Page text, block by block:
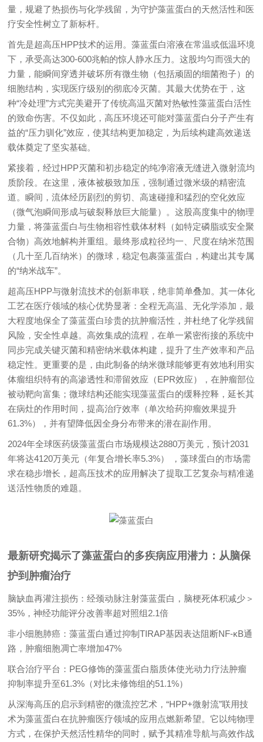
量，规避了热损伤与化学残留，为守护藻蓝蛋白的天然活性和医
疗安全性树立了新标杆。
首先是超高压HPP技术的运用。藻蓝蛋白溶液在常温或低温环境
下，承受高达300-600兆帕的惊人静水压力。这股均匀而强大的
力量，能瞬间穿透并破坏所有微生物（包括顽固的细菌孢子）的
细胞结构，实现医疗级别的彻底冷灭菌。其最大优势在于，这
种“冷处理”方式完美避开了传统高温灭菌对热敏性藻蓝蛋白活性
的致命伤害。不仅如此，高压环境还可能对藻蓝蛋白分子产生有
益的“压力驯化”效应，使其结构更加稳定，为后续构建高效递送
载体奠定了坚实基础。
紧接着，经过HPP灭菌和初步稳定的纯净溶液无缝进入微射流均
质阶段。在这里，液体被极致加压，强制通过微米级的精密流
道。瞬间，流体经历剧烈的剪切、高速碰撞和猛烈的空化效应
（微气泡瞬间形成与破裂释放巨大能量）。这股高度集中的物理
力量，将藻蓝蛋白与生物相容性载体材料（如特定磷脂或安全聚
合物）高效地解构并重组。最终形成粒径均一、尺度在纳米范围
（几十至几百纳米）的微球，稳定包裹藻蓝蛋白，构建出其专属
的“纳米战车”。
超高压HPP与微射流技术的创新串联，绝非简单叠加。其一体化
工艺在医疗领域的核心优势显著：全程无高温、无化学添加，最
大程度地保全了藻蓝蛋白珍贵的抗肿瘤活性，并杜绝了化学残留
风险，安全性卓越。高效集成的流程，在单一紧密衔接的系统中
同步完成关键灭菌和精密纳米载体构建，提升了生产效率和产品
稳定性。更重要的是，由此制备的纳米微球能够更有效地利用实
体瘤组织特有的高渗透性和滞留效应（EPR效应），在肿瘤部位
被动靶向富集；微球结构还能实现藻蓝蛋白的缓释控释，延长其
在病灶的作用时间，提高治疗效率（单次给药抑瘤效果提升
61.3%），并有望降低因全身分布带来的潜在副作用。
2024年全球医药级藻蓝蛋白市场规模达2880万美元，预计2031
年将达4120万美元（年复合增长率5.3%） ，藻球蛋白的市场需
求在稳步增长，超高压技术的应用解决了提取工艺复杂与精准递
送活性物质的难题。
最新研究揭示了藻蓝蛋白的多疾病应用潜力：从脑保
护到肿瘤治疗
脑缺血再灌注损伤：经颈动脉注射藻蓝蛋白，脑梗死体积减少＞
35%，神经功能评分改善率超对照组2.1倍
非小细胞肺癌：藻蓝蛋白通过抑制TIRAP基因表达阻断NF-κB通
路，肿瘤细胞凋亡率增加47%
联合治疗平台：PEG修饰的藻蓝蛋白脂质体使光动力疗法肿瘤
抑制率提升至61.3%（对比未修饰组的51.1%）
从深海高压的启示到精密的微流控艺术，“HPP+微射流”联用技
术为藻蓝蛋白在抗肿瘤医疗领域的应用点燃新希望。它以纯物理
方式，在保护天然活性精华的同时，赋予其精准导航与高效作战